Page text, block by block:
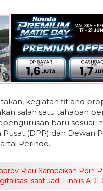
kegiatan fit and
salah satu tahapan
baru sesuai
(DPP) dan Dewan
Perindo.
Riau Sampaikan Poin
saat Jadi Finalis